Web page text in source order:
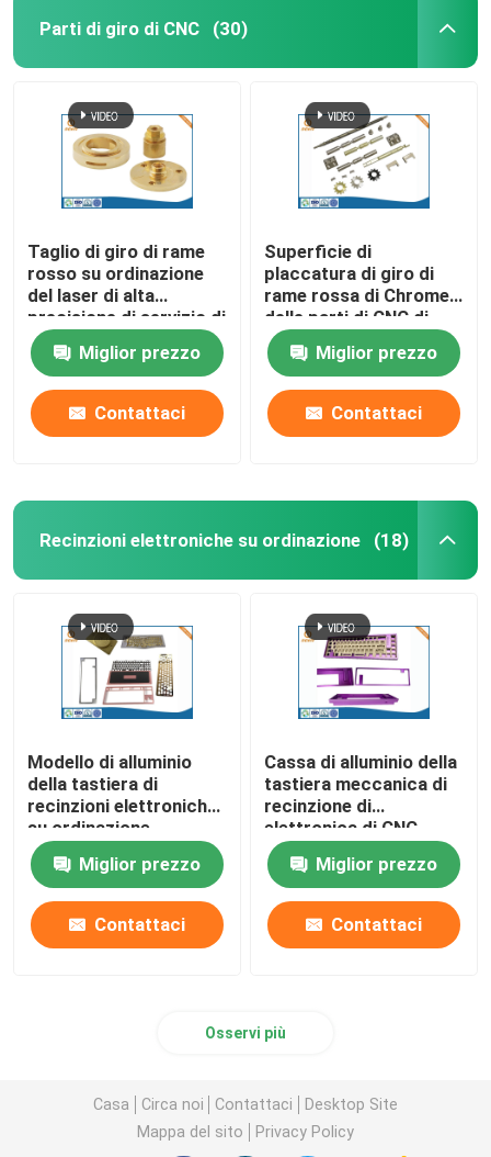
Parti di giro di CNC (30)
Taglio di giro di rame
rosso su ordinazione
del laser di alta
precisione di servizio di
CNC
Miglior prezzo
Contattaci
Superficie di
placcatura di giro di
rame rossa di Chrome
delle parti di CNC di
alta precisione
Miglior prezzo
Contattaci
Recinzioni elettroniche su ordinazione (18)
Modello di alluminio
della tastiera di
recinzioni elettroniche
su ordinazione
meccaniche di CNC
Miglior prezzo
Contattaci
Cassa di alluminio della
tastiera meccanica di
recinzione di
elettronica di CNC
Miglior prezzo
Contattaci
Osservi più
Casa Circa noi Contattaci
Desktop Site
Mappa del sito
Privacy Policy